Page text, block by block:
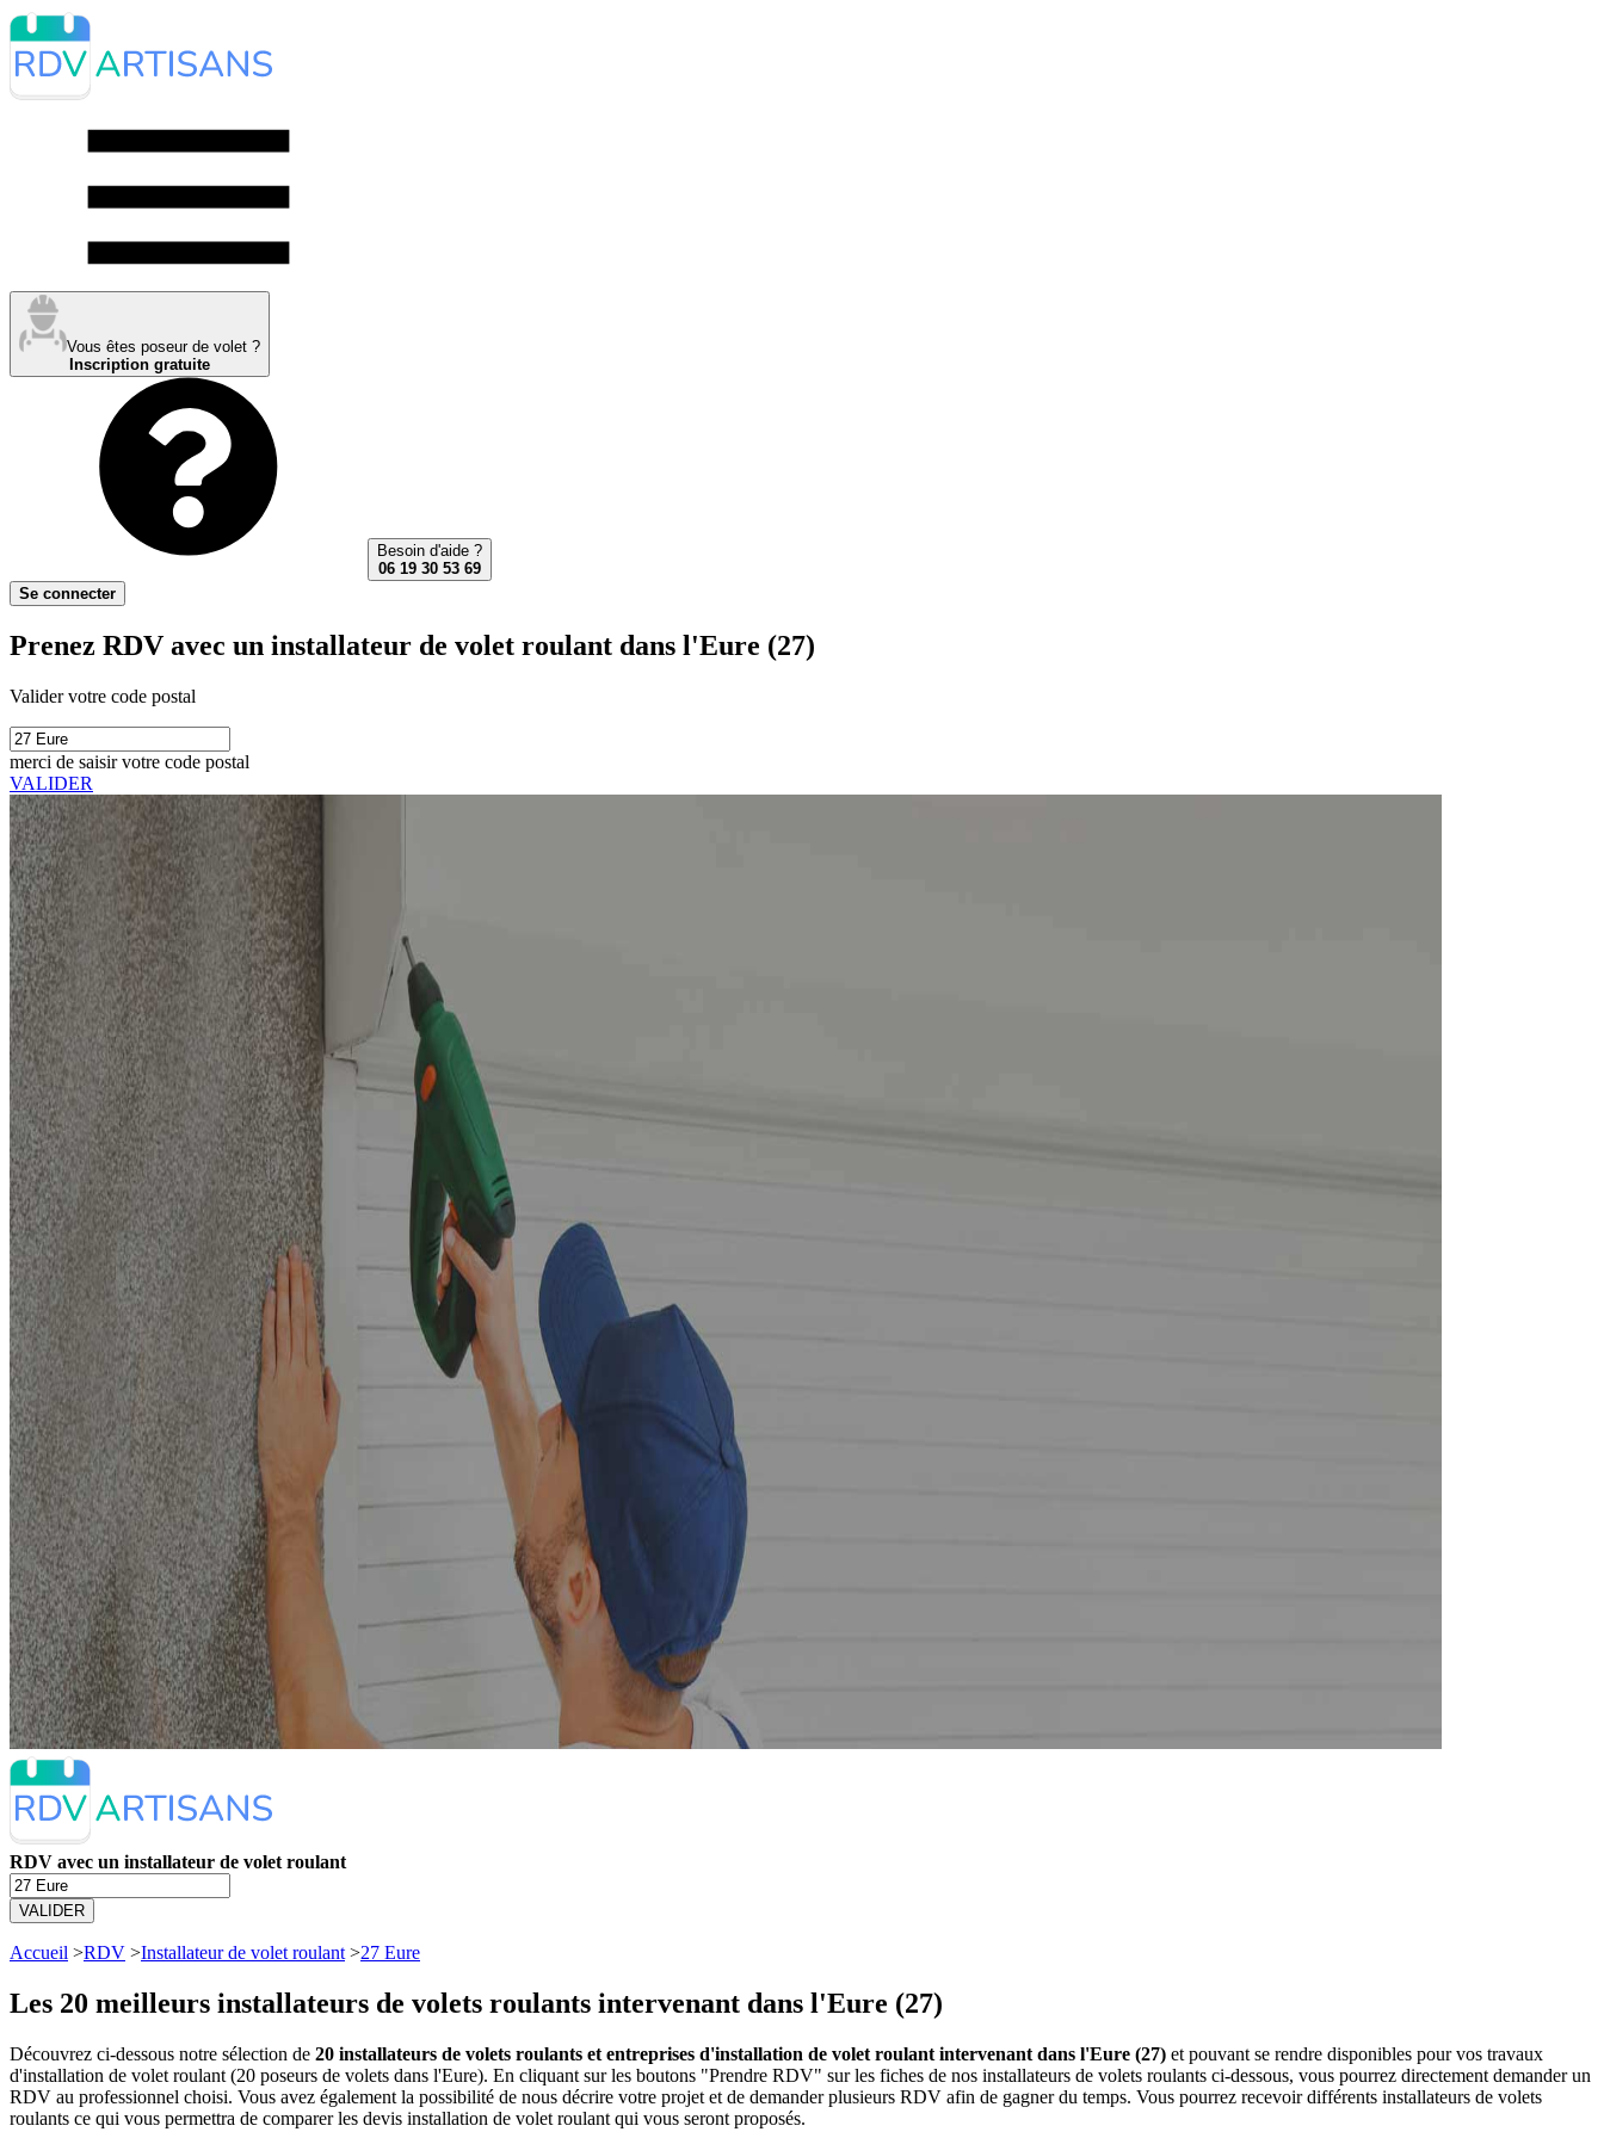
Vous êtes poseur de volet ?
Inscription gratuite
Besoin d'aide ?
06 19 30 53 69
Se connecter
Prenez RDV avec un installateur de volet roulant dans l'Eure (27)
Valider votre code postal
merci de saisir votre code postal
VALIDER
RDV avec un installateur de volet roulant
VALIDER
Accueil >RDV >Installateur de volet roulant >27 Eure
Les 20 meilleurs installateurs de volets roulants intervenant dans l'Eure (27)
Découvrez ci-dessous notre sélection de 20 installateurs de volets roulants et entreprises d'installation de volet roulant intervenant dans l'Eure (27) et pouvant se rendre disponibles pour vos travaux
d'installation de volet roulant (20 poseurs de volets dans l'Eure). En cliquant sur les boutons "Prendre RDV" sur les fiches de nos installateurs de volets roulants ci-dessous, vous pourrez directement demander un
RDV au professionnel choisi. Vous avez également la possibilité de nous décrire votre projet et de demander plusieurs RDV afin de gagner du temps. Vous pourrez recevoir différents installateurs de volets
roulants ce qui vous permettra de comparer les devis installation de volet roulant qui vous seront proposés.